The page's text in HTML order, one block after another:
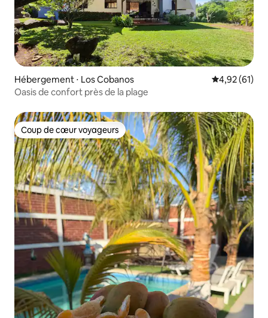
Hébergement ⋅ Los Cobanos Évaluation
4,92 (61)
Oasis de confort près de la plage
Coup de cœur voyageurs
Coup de cœur voyageurs